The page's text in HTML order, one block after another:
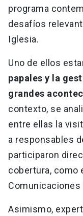
programa
desafíos
Iglesia.
Uno de ellos
papales y la
grandes
contexto, se
entre ellas la
a responsables
participaron
cobertura, como
Comunicaciones
Asimismo,